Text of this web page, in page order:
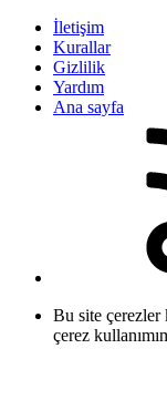
İletişim
Kurallar
Gizlilik
Yardım
Ana sayfa
Bu site çerezler
çerez